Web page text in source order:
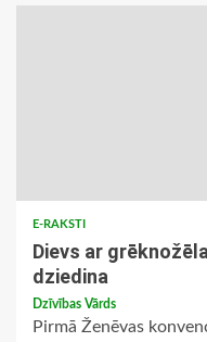
E-RAKSTI
Dievs ar
dziedina
Dzīvības Vārds
Pirmā Ženēvas